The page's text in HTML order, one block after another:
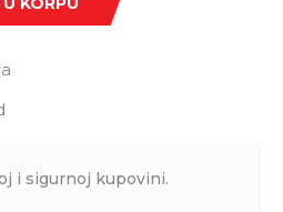
i sigurnoj kupovini.